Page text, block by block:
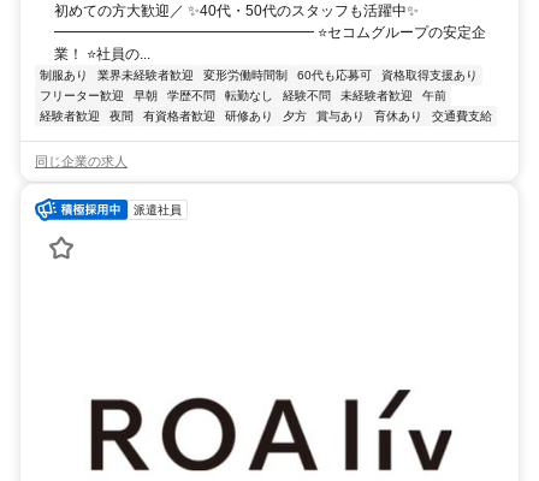
初めての方大歓迎／ ✨40代・50代のスタッフも活躍中✨
━━━━━━━━━━━━━━━━━━ ⭐セコムグループの安定企
業！ ⭐社員の...
制服あり 業界未経験者歓迎 変形労働時間制 60代も応募可
資格取得支援あり
フリーター歓迎
早朝 学歴不問 転勤なし 経験不問 未経験者歓迎
午前
経験者歓迎
夜間 有資格者歓迎 研修あり 夕方 賞与あり 育休あり 交通費支給
同じ企業の求人
派遣社員